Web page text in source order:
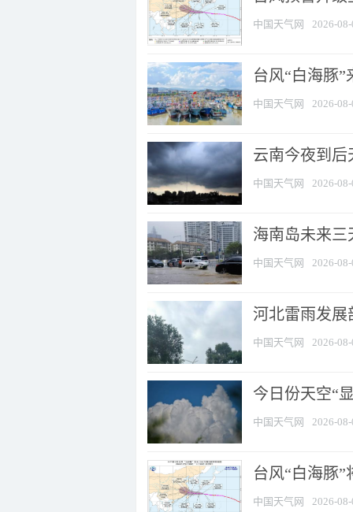
中国天气网 2026-08-
台风“白海豚
中国天气网 2026-08-
云南今夜到后
中国天气网 2026-08-
海南岛未来三
中国天气网 2026-08-
河北雷雨发展
中国天气网 2026-08-
今日份天空“
中国天气网 2026-08-
台风“白海豚
中国天气网 2026-08-